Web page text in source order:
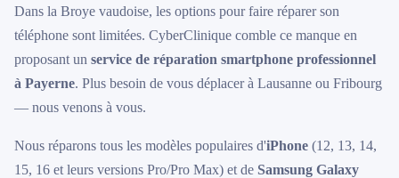
Dans la Broye vaudoise, les options pour faire réparer son
téléphone sont limitées. CyberClinique comble ce manque en
proposant un service de réparation smartphone professionnel
à Payerne. Plus besoin de vous déplacer à Lausanne ou Fribourg
— nous venons à vous.
Nous réparons tous les modèles populaires d'iPhone (12, 13, 14,
15, 16 et leurs versions Pro/Pro Max) et de Samsung Galaxy